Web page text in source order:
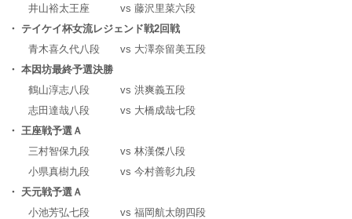
井山裕太王座
vs 藤沢里菜六段
・ テイケイ杯女流レジェンド戦2回戦
青木喜久代八段
vs 大澤奈留美五段
・ 本因坊最終予選決勝
鶴山淳志八段
vs 洪爽義五段
志田達哉八段
vs 大橋成哉七段
・ 王座戦予選Ａ
三村智保九段
vs 林漢傑八段
小県真樹九段
vs 今村善彰九段
・ 天元戦予選Ａ
小池芳弘七段
vs 福岡航太朗四段